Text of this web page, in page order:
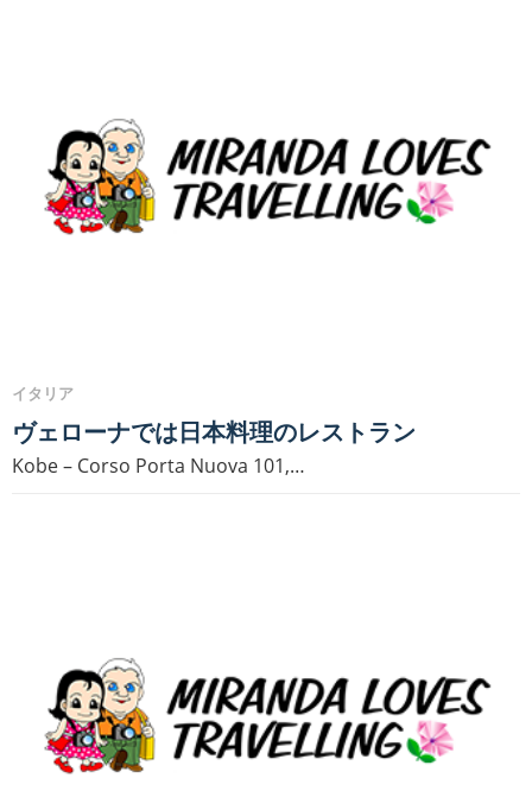
イタリア
ヴェローナでは日本料理のレストラン
Kobe – Corso Porta Nuova 101,…